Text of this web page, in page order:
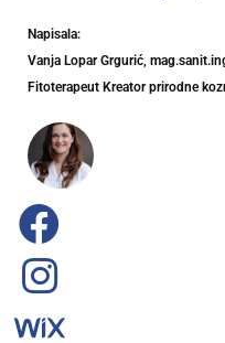
Napisala:
Vanja Lopar Grgurić,
Fitoterapeut Kreator prirodne